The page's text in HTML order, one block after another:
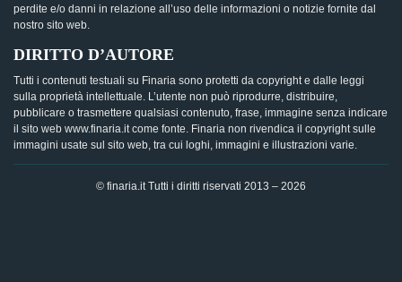
perdite e/o danni in relazione all’uso delle informazioni o notizie fornite dal
nostro sito web.
DIRITTO D’AUTORE
Tutti i contenuti testuali su Finaria sono protetti da copyright e dalle leggi
sulla proprietà intellettuale. L’utente non può riprodurre, distribuire,
pubblicare o trasmettere qualsiasi contenuto, frase, immagine senza indicare
il sito web www.finaria.it come fonte. Finaria non rivendica il copyright sulle
immagini usate sul sito web, tra cui loghi, immagini e illustrazioni varie.
© finaria.it Tutti i diritti riservati 2013 – 2026